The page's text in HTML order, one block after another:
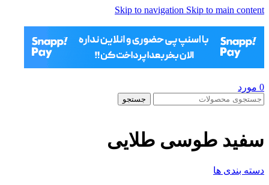
Skip to navigation Skip to main content
0 مورد
جستجو
سفید طوسی طلایی
دسته بندی ها